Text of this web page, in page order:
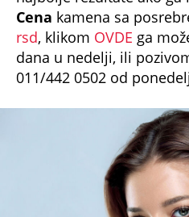
foto: Promo
RUŽIČASTI KVARC